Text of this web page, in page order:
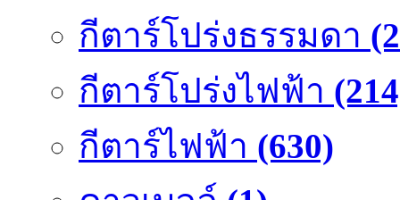
กีตาร์โปร่งธรรมดา
กีตาร์โปร่งไฟฟ้า
กีตาร์ไฟฟ้า (630)